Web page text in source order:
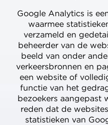
Google Analytics is
waarmee
verzameld en
beheerder van de
beeld van onder
verkeersbronnen en
een website of
functie van het
bezoekers aangepast
reden dat de
statistieken van